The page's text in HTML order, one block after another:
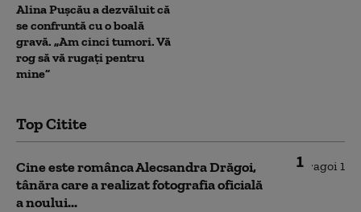
Alina Pușcău a dezvăluit că
se confruntă cu o boală
gravă. „Am cinci tumori. Vă
rog să vă rugați pentru
mine”
Top Citite
1
Cine este românca Alecsandra Drăgoi,
tânăra care a realizat fotografia oficială
a noului...